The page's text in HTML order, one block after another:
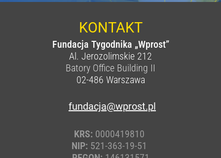
KONTAKT
Fundacja Tygodnika „Wprost”
Al. Jerozolimskie 212
Batory Office Building II
02-486 Warszawa
fundacja@wprost.pl
KRS: 0000419810
NIP: 521-363-19-51